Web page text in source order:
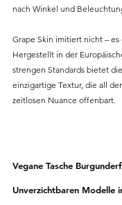
nach Winkel und
Grape Skin imitiert nicht –
Hergestellt in der
strengen Standards bietet
einzigartige Textur, die all
zeitlosen Nuance offenbart.
Vegane Tasche
Unverzichtbaren Modelle